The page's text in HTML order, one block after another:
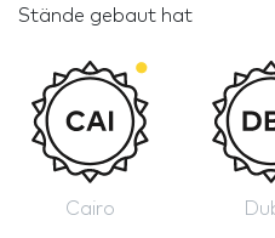
Stände gebaut hat
Cairo